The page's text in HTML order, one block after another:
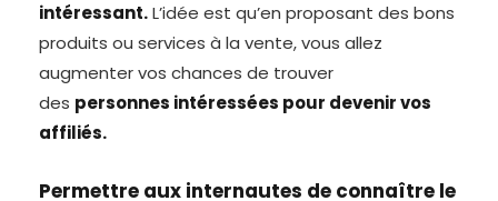
intéressant.L’idée est qu’en proposant des bons
produits ou services à la vente, vous allez
augmenter vos chances de trouver
des personnes intéressées pour devenir vos
affiliés.
Permettre aux internautes de connaître le